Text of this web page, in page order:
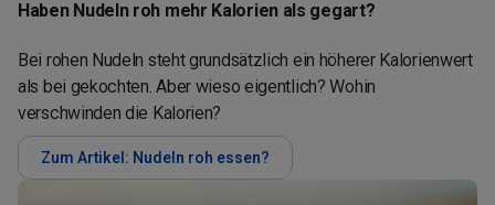
Haben Nudeln roh mehr Kalorien als gegart?
Bei rohen Nudeln steht grundsätzlich ein höherer Kalorienwert
als bei gekochten. Aber wieso eigentlich? Wohin
verschwinden die Kalorien?
Zum Artikel: Nudeln roh essen?